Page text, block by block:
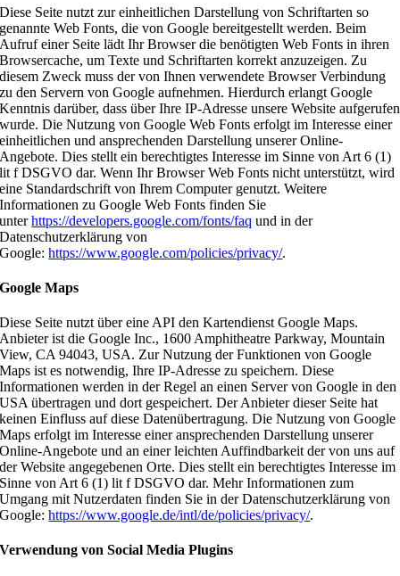
Diese Seite nutzt zur einheitlichen Darstellung von Schriftarten so
genannte Web Fonts, die von Google bereitgestellt werden. Beim
Aufruf einer Seite lädt Ihr Browser die benötigten Web Fonts in ihren
Browsercache, um Texte und Schriftarten korrekt anzuzeigen. Zu
diesem Zweck muss der von Ihnen verwendete Browser Verbindung
zu den Servern von Google aufnehmen. Hierdurch erlangt Google
Kenntnis darüber, dass über Ihre IP-Adresse unsere Website aufgerufen
wurde. Die Nutzung von Google Web Fonts erfolgt im Interesse einer
einheitlichen und ansprechenden Darstellung unserer Online-
Angebote. Dies stellt ein berechtigtes Interesse im Sinne von Art 6 (1)
lit f DSGVO dar. Wenn Ihr Browser Web Fonts nicht unterstützt, wird
eine Standardschrift von Ihrem Computer genutzt. Weitere
Informationen zu Google Web Fonts finden Sie
unterhttps://developers.google.com/fonts/faq und in der
Datenschutzerklärung von
Google:https://www.google.com/policies/privacy/.
Google Maps
Diese Seite nutzt über eine API den Kartendienst Google Maps.
Anbieter ist die Google Inc., 1600 Amphitheatre Parkway, Mountain
View, CA 94043, USA. Zur Nutzung der Funktionen von Google
Maps ist es notwendig, Ihre IP-Adresse zu speichern. Diese
Informationen werden in der Regel an einen Server von Google in den
USA übertragen und dort gespeichert. Der Anbieter dieser Seite hat
keinen Einfluss auf diese Datenübertragung. Die Nutzung von Google
Maps erfolgt im Interesse einer ansprechenden Darstellung unserer
Online-Angebote und an einer leichten Auffindbarkeit der von uns auf
der Website angegebenen Orte. Dies stellt ein berechtigtes Interesse im
Sinne von Art 6 (1) lit f DSGVO dar. Mehr Informationen zum
Umgang mit Nutzerdaten finden Sie in der Datenschutzerklärung von
Google:https://www.google.de/intl/de/policies/privacy/.
Verwendung von Social Media Plugins